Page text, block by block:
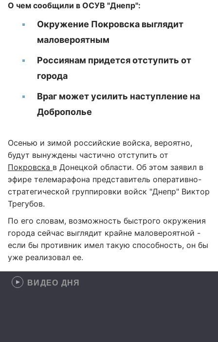
О чем сообщили в ОСУВ "Днепр":
Окружение Покровска выглядит
маловероятным
Россиянам придется отступить от
города
Враг может усилить наступление на
Доброполье
Осенью и зимой российские войска, вероятно,
будут вынуждены частично отступить от
Покровска в Донецкой области. Об этом заявил в
эфире телемарафона представитель оперативно-
стратегической группировки войск "Днепр" Виктор
Трегубов.
По его словам, возможность быстрого окружения
города сейчас выглядит крайне маловероятной -
если бы противник имел такую способность, он бы
уже реализовал ее.
ВИДЕО ДНЯ